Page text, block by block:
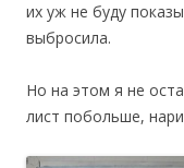
их уж не буду
выбросила.
Но на этом я не
лист побольше,